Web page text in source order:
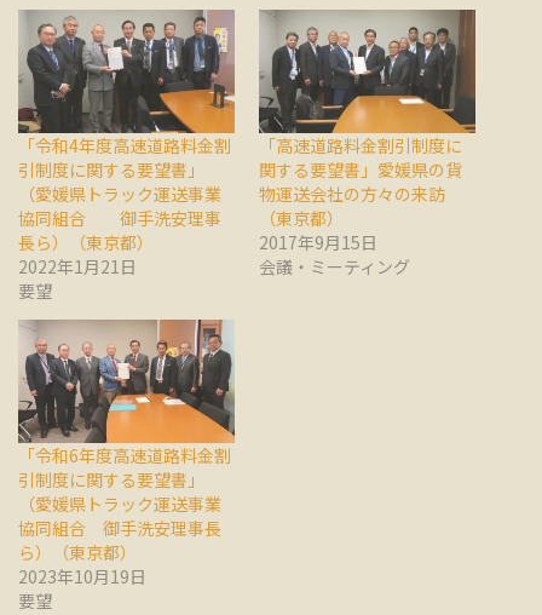
「令和4年度高速道路料金割
引制度に関する要望書」
（愛媛県トラック運送事業
協同組合 御手洗安理事
長ら）（東京都）
2022年1月21日
要望
「高速道路料金割引制度に
関する要望書」愛媛県の貨
物運送会社の方々の来訪
（東京都）
2017年9月15日
会議・ミーティング
「令和6年度高速道路料金割
引制度に関する要望書」
（愛媛県トラック運送事業
協同組合 御手洗安理事長
ら）（東京都）
2023年10月19日
要望